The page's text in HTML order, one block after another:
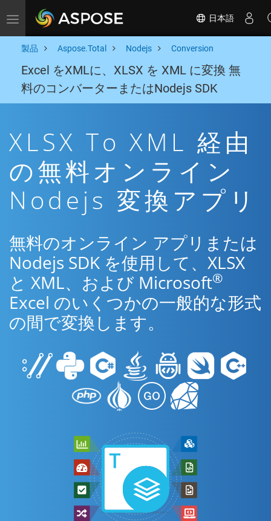
Toggle navigation 日本語
製品 Aspose.Total Nodejs Conversion
Excel をXMLに、XLSX を XML に変換 無
料のコンバーターまたはNodejs SDK
XLSX To XML 経由
の無料オンライン
Nodejs 変換アプリ
無料のオンライン アプリまたは
Nodejs SDK を使用して、XLSX
と XML、および Microsoft®
Excel のいくつかの一般的な形式
の間で変換します。